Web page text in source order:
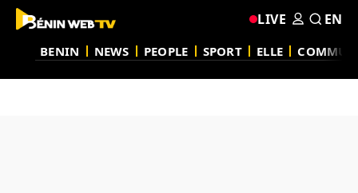
BENIN NEWS PEOPLE SPORT ELLE
LIVE EN